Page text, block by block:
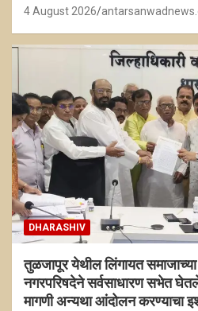
4 August 2026
DHARASHIV
तुळजापूर येथील लिंगायत
नगरपरिषदेने सर्वसाधारण सभेत
मागणी अन्यथा आंदोलन करण्याचा